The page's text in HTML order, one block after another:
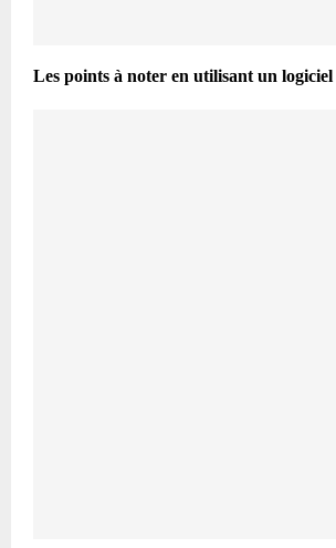
Les points à noter en utilisant un logiciel